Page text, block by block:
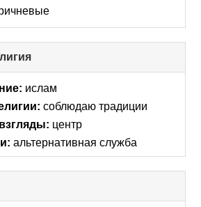
to
collapse
ислам
соблюдаю традиции
центр
альтернативная служба